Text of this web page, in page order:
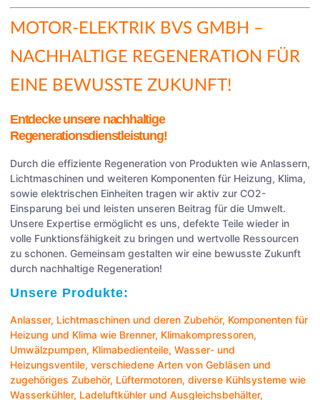
MOTOR-ELEKTRIK BVS GMBH –
NACHHALTIGE REGENERATION FÜR
EINE BEWUSSTE ZUKUNFT!
Entdecke unsere nachhaltige
Regenerationsdienstleistung!
Durch die effiziente Regeneration von Produkten wie Anlassern,
Lichtmaschinen und weiteren Komponenten für Heizung, Klima,
sowie elektrischen Einheiten tragen wir aktiv zur CO2-
Einsparung bei und leisten unseren Beitrag für die Umwelt.
Unsere Expertise ermöglicht es uns, defekte Teile wieder in
volle Funktionsfähigkeit zu bringen und wertvolle Ressourcen
zu schonen. Gemeinsam gestalten wir eine bewusste Zukunft
durch nachhaltige Regeneration!
Unsere Produkte:
Anlasser, Lichtmaschinen und deren Zubehör, Komponenten für
Heizung und Klima wie Brenner, Klimakompressoren,
Umwälzpumpen, Klimabedienteile, Wasser- und
Heizungsventile, verschiedene Arten von Gebläsen und
zugehöriges Zubehör, Lüftermotoren, diverse Kühlsysteme wie
Wasserkühler, Ladeluftkühler und Ausgleichsbehälter,